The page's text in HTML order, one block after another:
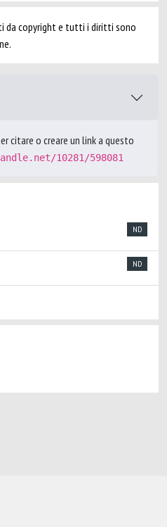
da copyright e tutti i diritti sono
citare o creare un link a questo
10281/598081
ND
ND